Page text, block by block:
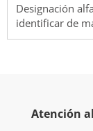
Designación
identificar de
Atención